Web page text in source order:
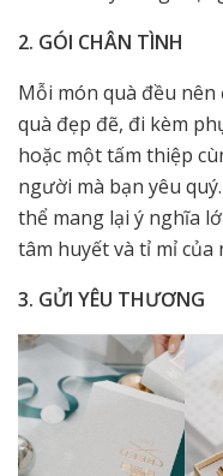
2. GÓI CHÂN TÌNH
Mỗi món quà đều
quà đẹp đẽ, đi kèm
hoặc một tấm thiệp
người mà bạn yêu
thể mang lại ý nghĩa
tâm huyết và tỉ mỉ
3. GỬI YÊU THƯƠNG